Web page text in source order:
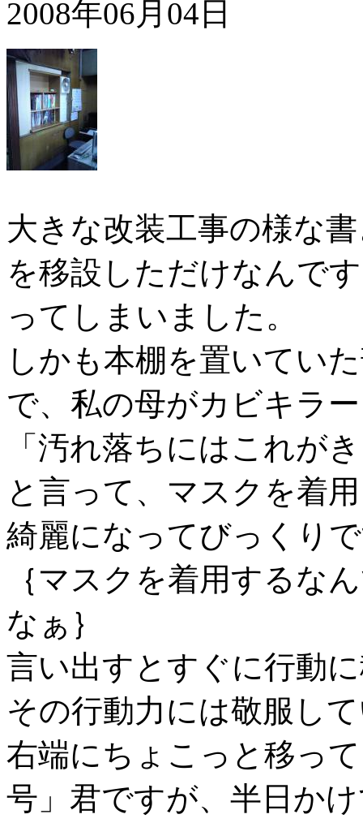
2008年06月04日
大きな改装工事の様な
を移設しただけなんで
ってしまいました。
しかも本棚を置いてい
で、私の母がカビキラ
「汚れ落ちにはこれが
と言って、マスクを着
綺麗になってびっくり
｛マスクを着用するな
なぁ｝
言い出すとすぐに行動
その行動力には敬服し
右端にちょこっと移っ
号」君ですが、半日か